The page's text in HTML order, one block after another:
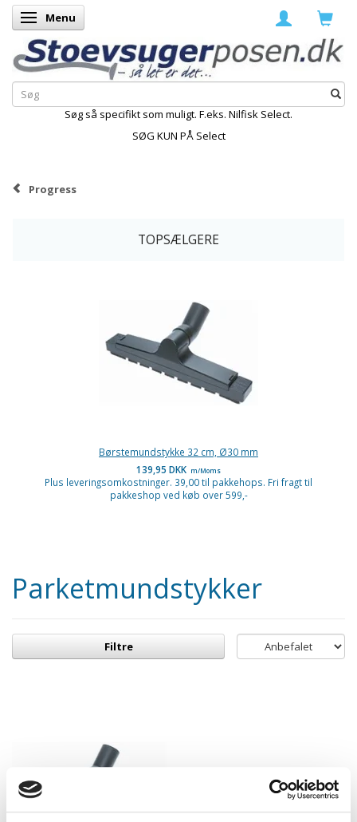
Skifte navigation
Menu
Søg så specifikt som muligt. F.eks. Nilfisk Select.
SØG KUN PÅ Select
Progress
TOPSÆLGERE
Børstemundstykke 32 cm, Ø30 mm
139,95 DKK m/Moms
Plus leveringsomkostninger. 39,00 til pakkehops. Fri fragt til
pakkeshop ved køb over 599,-
Parketmundstykker
Filtre